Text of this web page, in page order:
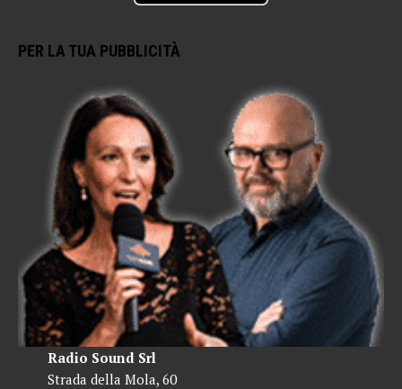
PER LA TUA PUBBLICITÀ
Radio Sound Srl
Strada della Mola, 60